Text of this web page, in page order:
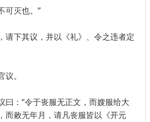
可灭也。”
请下其议，并以《礼》、令之违者定
。
曰：“令于丧服无正文，而嫂服给大
而敕无年月，请凡丧服皆以《开元